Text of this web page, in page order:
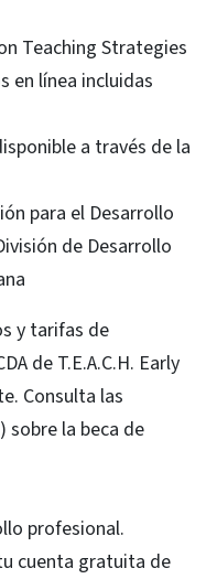
Teaching Strategies
en línea incluidas
a través de la
para el Desarrollo
de Desarrollo
y tarifas de
de T.E.A.C.H. Early
Consulta las
sobre la beca de
profesional.
cuenta gratuita de